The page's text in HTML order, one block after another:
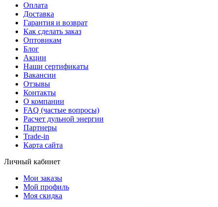
Оплата
Доставка
Гарантия и возврат
Как сделать заказ
Оптовикам
Блог
Акции
Наши сертификаты
Вакансии
Отзывы
Контакты
О компании
FAQ (частые вопросы)
Расчет дульной энергии
Партнеры
Trade-in
Карта сайта
Личный кабинет
Мои заказы
Мой профиль
Моя скидка